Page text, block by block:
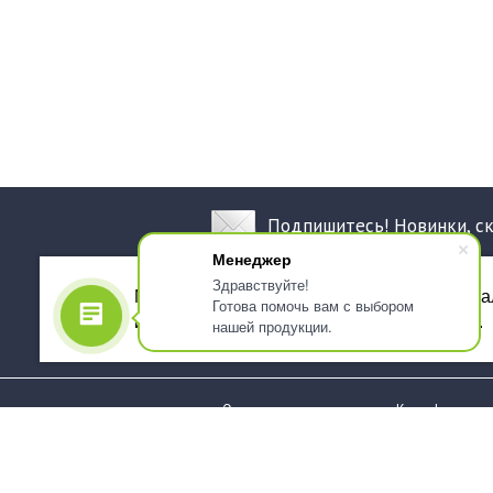
Менеджер
Здравствуйте!
Готова помочь вам с выбором
нашей продукции.
Подпишитесь! Новинки,
О компании
Как оформить
Мы используем файлы cookie, для
использованием сервиса Яндекс.Метрика.